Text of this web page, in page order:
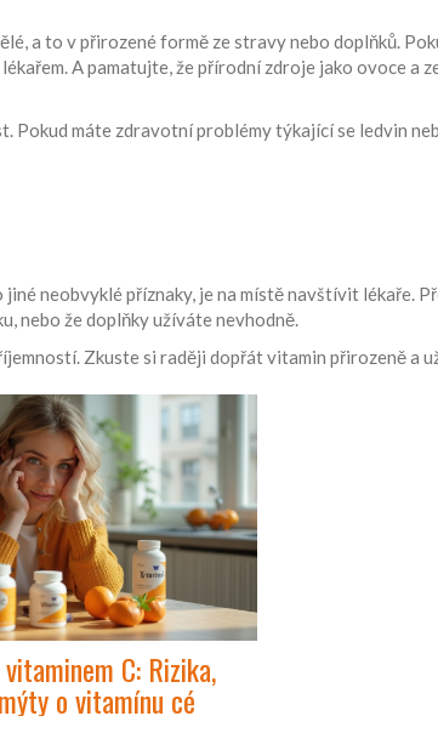
a to v přirozené formě ze stravy nebo doplňků.
A pamatujte, že přírodní zdroje jako ovoce a
máte zdravotní problémy týkající se ledvin
neobvyklé příznaky, je na místě navštívit lékaře.
nebo že doplňky užíváte nevhodně.
Zkuste si raději dopřát vitamin přirozeně a
C: Rizika,
o vitamínu cé